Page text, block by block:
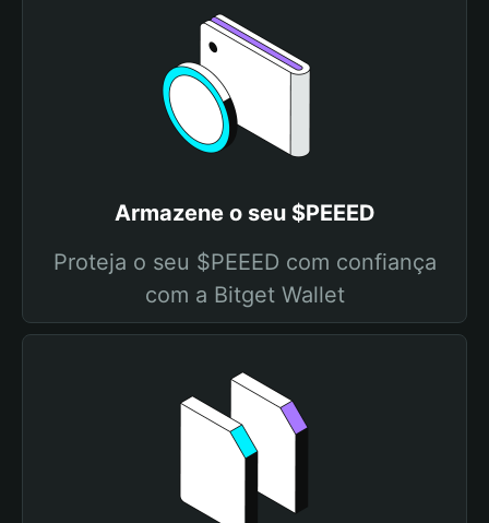
Armazene o seu $PEEED
Proteja o seu $PEEED com confiança
com a Bitget Wallet